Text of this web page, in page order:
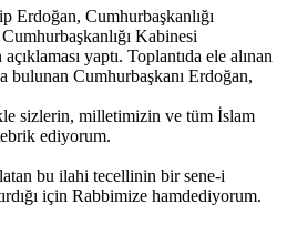
Erdoğan, Cumhurbaşkanlığı
Kabinesi
açıklaması yaptı. Toplantıda ele alınan
bulunan Cumhurbaşkanı Erdoğan,
sizlerin, milletimizin ve tüm İslam
ediyorum.
bu ilahi tecellinin bir sene-i
için Rabbimize hamdediyorum.